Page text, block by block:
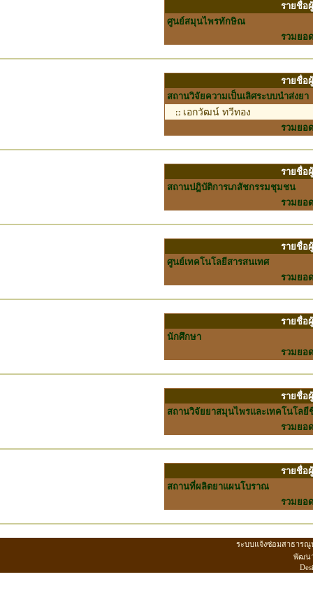
รายชื่อ
ศูนย์สมุนไพรทักษิณ
รวมยอด
รายชื่อ
สถานวิจัยความเป็นเลิศระบบนำส่งยา
เอกวัฒน์ ทวีทอง
รวมยอด
รายชื่อ
สถานปฎิบัติการเภสัชกรรมชุมชน
รวมยอด
รายชื่อ
ศูนย์เทคโนโลยีสารสนเทศ
รวมยอด
รายชื่อ
นักศึกษา
รวมยอด
รายชื่อ
สถานวิจัยยาสมุนไพรและเทคโนโลยี
รวมยอด
รายชื่อ
สถานที่ผลิตยาแผนโบราณ
รวมยอด
ระบบแจ้งซ่อมสาธาร
พัฒน